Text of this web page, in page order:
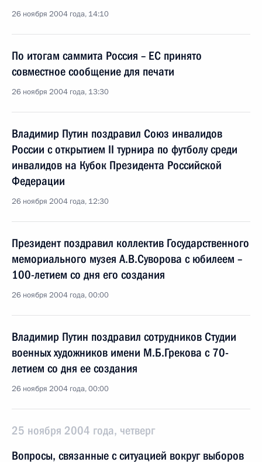
26 ноября 2004 года, 14:10
По итогам саммита Россия – ЕС принято
совместное сообщение для печати
26 ноября 2004 года, 13:30
Владимир Путин поздравил Союз инвалидов
России с открытием II турнира по футболу среди
инвалидов на Кубок Президента Российской
Федерации
26 ноября 2004 года, 12:30
Президент поздравил коллектив Государственного
мемориального музея А.В.Суворова с юбилеем –
100-летием со дня его создания
26 ноября 2004 года, 00:00
Владимир Путин поздравил сотрудников Студии
военных художников имени М.Б.Грекова с 70-
летием со дня ее создания
26 ноября 2004 года, 00:00
25 ноября 2004 года, четверг
Вопросы, связанные с ситуацией вокруг выборов